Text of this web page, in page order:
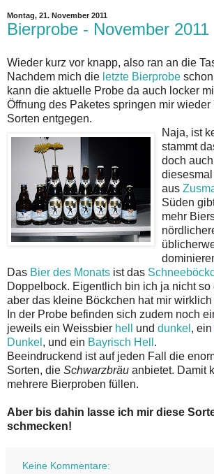
Montag, 21. November 2011
Bierprobe - November 2011
Wieder kurz vor knapp, also ran an die
Nachdem mich die letzte Bierprobe
kann die aktuelle Probe da auch locker
Öffnung des Paketes springen mir
Sorten entgegen.
Naja, ist
stammt
doch
diesesmal
aus
Süden
mehr
Das Bier des Monats ist das
Doppelbock. Eigentlich bin ich ja nicht so
aber das kleine Böckchen hat mir
In der Probe befinden sich zudem noch
jeweils ein Weissbier hell und dunkel , ein
Dunkel , und ein Bayrisch Hell .
Beeindruckend ist auf jeden Fall die
Sorten, die Schwarzbräu anbietet. Damit
mehrere Bierproben füllen.
Aber bis dahin lasse ich mir diese
schmecken!
Keine Kommentare: